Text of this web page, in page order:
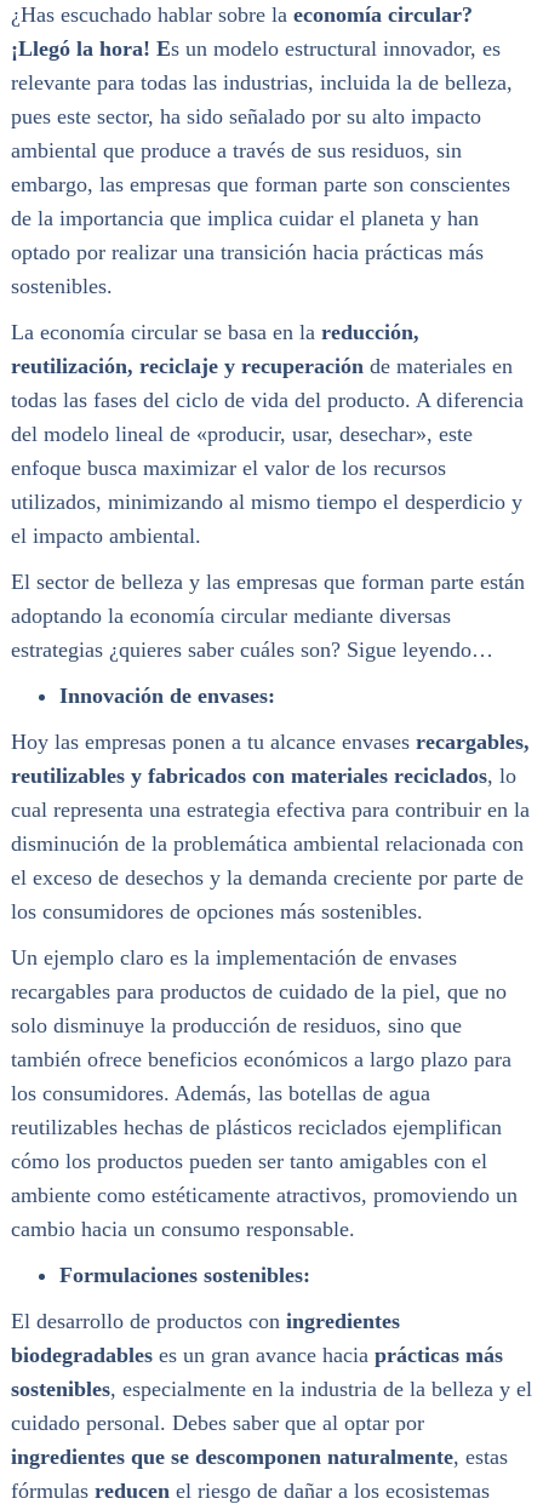
¿Has escuchado hablar sobre la economía circular?
¡Llegó la hora! Es un modelo estructural innovador, es
relevante para todas las industrias, incluida la de belleza,
pues este sector, ha sido señalado por su alto impacto
ambiental que produce a través de sus residuos, sin
embargo, las empresas que forman parte son conscientes
de la importancia que implica cuidar el planeta y han
optado por realizar una transición hacia prácticas más
sostenibles.
La economía circular se basa en la reducción,
reutilización, reciclaje y recuperación de materiales en
todas las fases del ciclo de vida del producto. A diferencia
del modelo lineal de «producir, usar, desechar», este
enfoque busca maximizar el valor de los recursos
utilizados, minimizando al mismo tiempo el desperdicio y
el impacto ambiental.
El sector de belleza y las empresas que forman parte están
adoptando la economía circular mediante diversas
estrategias ¿quieres saber cuáles son? Sigue leyendo…
Innovación de envases:
Hoy las empresas ponen a tu alcance envases recargables,
reutilizables y fabricados con materiales reciclados, lo
cual representa una estrategia efectiva para contribuir en la
disminución de la problemática ambiental relacionada con
el exceso de desechos y la demanda creciente por parte de
los consumidores de opciones más sostenibles.
Un ejemplo claro es la implementación de envases
recargables para productos de cuidado de la piel, que no
solo disminuye la producción de residuos, sino que
también ofrece beneficios económicos a largo plazo para
los consumidores. Además, las botellas de agua
reutilizables hechas de plásticos reciclados ejemplifican
cómo los productos pueden ser tanto amigables con el
ambiente como estéticamente atractivos, promoviendo un
cambio hacia un consumo responsable.
Formulaciones sostenibles:
El desarrollo de productos con ingredientes
biodegradableses un gran avance hacia prácticas más
sostenibles, especialmente en la industria de la belleza y el
cuidado personal. Debes saber que al optar por
ingredientes que se descomponen naturalmente, estas
fórmulas reducen el riesgo de dañar a los ecosistemas